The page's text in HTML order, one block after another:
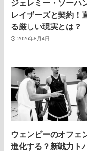
ジェレミー・ソーハ
レイザーズと契約！
る厳しい現実とは？
2026年8月4日
ウェンビーのオフェ
進化する？新戦力ト